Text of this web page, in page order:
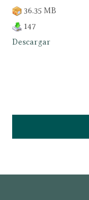
36.35 MB
147
Descargar